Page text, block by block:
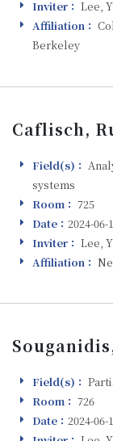
Inviter
Inviter： Lee,
Affiliation
Affiliation：
Berkeley
Caflisch,
Field(s)
Field(s)：
systems
Room
Room： 725
Visiting
Date： 2024-06-
Inviter
Inviter： Lee,
Affiliation
Affiliation：
Field(s)
Field(s)：
Room
Room： 726
Visiting
Date： 2024-06-
Inviter